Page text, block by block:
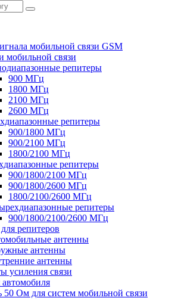
мобильной связи GSM
мобильной связи
репитеры
900 МГц
1800 МГц
2100 МГц
2600 МГц
репитеры
900/1800 МГц
900/2100 МГц
1800/2100 МГц
репитеры
900/1800/2100 МГц
900/1800/2600 МГц
1800/2100/2600 МГц
репитеры
900/1800/2100/2600 МГц
репитеров
антенны
антенны
антенны
усиления связи
автомобиля
50 Ом для систем мобильной связи